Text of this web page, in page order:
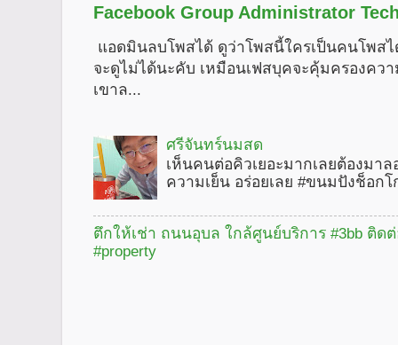
Facebook Group Administrator
แอดมินลบโพสได้ ดูว่าโพสนี้ใครเป็นคนโพส
จะดูไม่ได้นะคับ เหมือนเฟสบุคจะคุ้มครองคว
เขาล...
ศรีจันทร์นมสด
เห็นคนต่อคิวเยอะมากเลยต้องมา
ความเย็น อร่อยเลย #ขนมปังช็อก
ตึกให้เช่า ถนนอุบล ใกล้ศูนย์บริการ #3bb ติดต่
#property